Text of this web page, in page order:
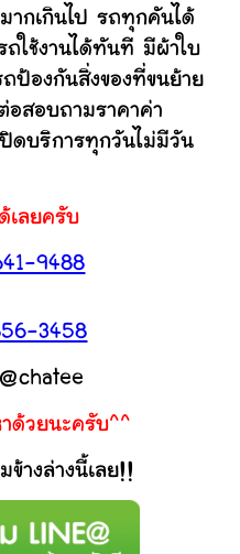
มากเกินไป รถทุกคันได้
ใช้งานได้ทันที มีผ้าใบ
องกันสิ่งของที่ขนย้าย
อสอบถามราคาค่า
ดบริการทุกวันไม่มีวัน
เลยครับ
9488
3458
ด้วยนะครับ^^
างล่างนี้เลย!!